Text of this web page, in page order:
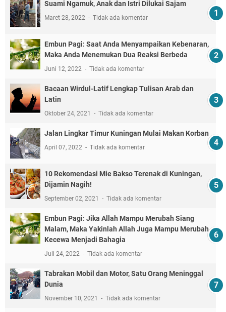
Suami Ngamuk, Anak dan Istri Dilukai Sajam
Maret 28, 2022 Tidak ada komentar
Embun Pagi: Saat Anda Menyampaikan Kebenaran,
Maka Anda Menemukan Dua Reaksi Berbeda
Juni 12, 2022 Tidak ada komentar
Bacaan Wirdul-Latif Lengkap Tulisan Arab dan
Latin
Oktober 24, 2021 Tidak ada komentar
Jalan Lingkar Timur Kuningan Mulai Makan Korban
April 07, 2022 Tidak ada komentar
10 Rekomendasi Mie Bakso Terenak di Kuningan,
Dijamin Nagih!
September 02, 2021 Tidak ada komentar
Embun Pagi: Jika Allah Mampu Merubah Siang
Malam, Maka Yakinlah Allah Juga Mampu Merubah
Kecewa Menjadi Bahagia
Juli 24, 2022 Tidak ada komentar
Tabrakan Mobil dan Motor, Satu Orang Meninggal
Dunia
November 10, 2021 Tidak ada komentar